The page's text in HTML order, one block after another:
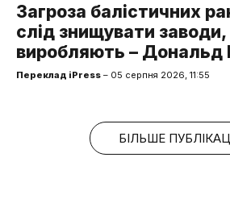
Загроза балістичних
слід знищувати заводи,
виробляють – Дональд
Переклад iPress – 05 серпня 2026, 11:55
БІЛЬШЕ